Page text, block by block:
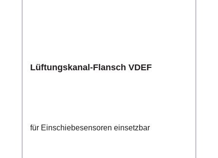
Lüftungskanal-Flansch VDEF
für Einschiebesensoren einsetzbar